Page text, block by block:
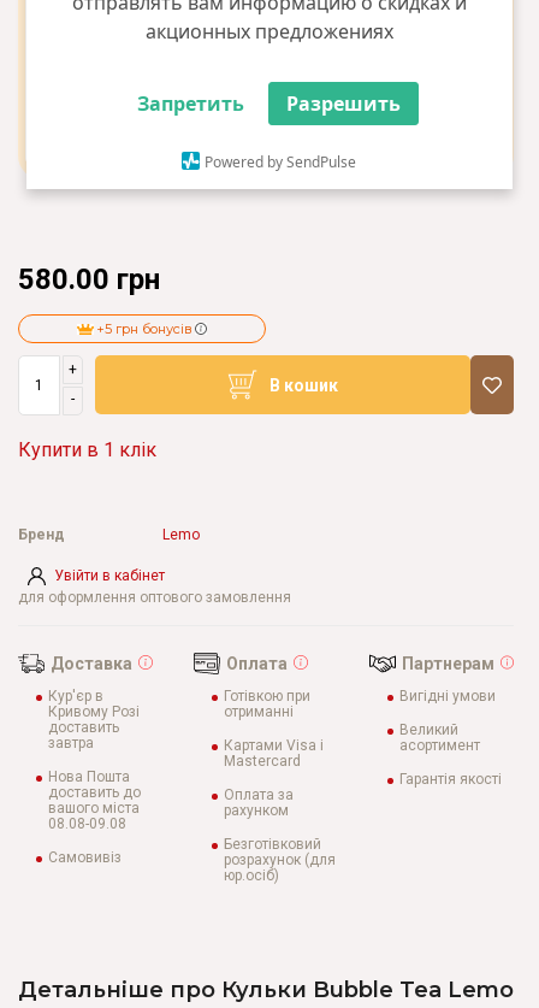
акционных предложениях
Запретить Разрешить
Powered by SendPulse
580.00 грн
+5 грн бонусів
+
-
В кошик
Купити в 1 клік
Увійти в кабінет
для оформлення оптового замовлення
Бренд Lemo
Доставка
Кур'єр в
Кривому Розі
доставить
завтра
Нова Пошта
доставить до
вашого міста
08.08-09.08
Самовивіз
Оплата
Готівкою при
отриманні
Картами Visa і
Mastercard
Оплата за
рахунком
Безготівковий
розрахунок (для
юр.осіб)
Партнерам
Вигідні умови
Великий
асортимент
Гарантія якості
Детальніше про Кульки Bubble Tea Lemo